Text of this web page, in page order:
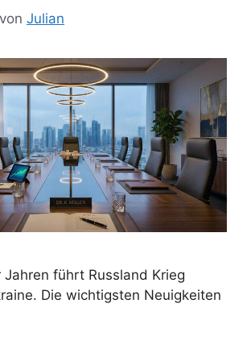
von Julian
Jahren führt Russland Krieg
Die wichtigsten Neuigkeiten